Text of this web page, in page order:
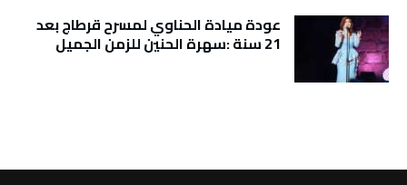
عودة ميادة الحناوي لمسرح قرطاج بعد
21 سنة :سهرة الحنين للزمن الجميل